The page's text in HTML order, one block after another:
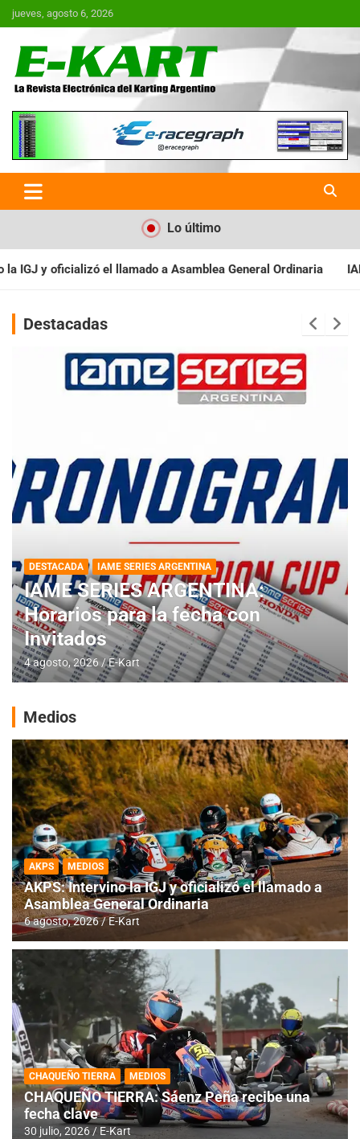
Saltar
al
jueves, agosto 6, 2026
E-Kart.com.ar | La Revista
Electrónica del Karting en
Argentina
Lo último
General Ordinaria IAME SERIES ARGENTINA:
Destacadas
DESTACADA IAME SERIES ARGENTINA
IAME SERIES ARGENTINA:
Horarios para la fecha con
Invitados
4 agosto, 2026 E-Kart
Medios
AKPS MEDIOS
AKPS: Intervino la IGJ y oficializó el llamado a
Asamblea General Ordinaria
6 agosto, 2026 E-Kart
CHAQUEÑO TIERRA MEDIOS
CHAQUEÑO TIERRA: Sáenz Peña recibe una
fecha clave
30 julio, 2026 E-Kart